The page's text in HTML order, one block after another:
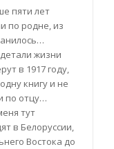
пяти лет
по родне, из
жизни
в 1917 году,
книгу и не
по отцу…
тут
в Белоруссии,
Востока до